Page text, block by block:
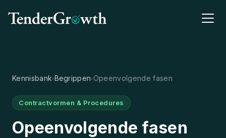
Opeenvolgende fasen
Contractvormen & Procedures
Kennisbank›Begrippen›Opeenvolgende fasen